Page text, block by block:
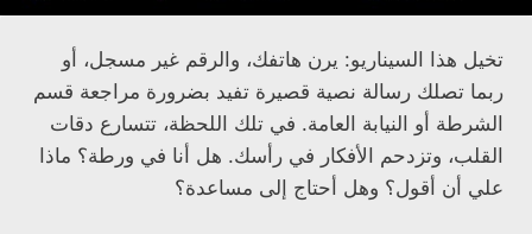
تخيل هذا السيناريو: يرن هاتفك، والرقم غير مسجل، أو
ربما تصلك رسالة نصية قصيرة تفيد بضرورة مراجعة قسم
الشرطة أو النيابة العامة. في تلك اللحظة، تتسارع دقات
القلب، وتزدحم الأفكار في رأسك. هل أنا في ورطة؟ ماذا
علي أن أقول؟ وهل أحتاج إلى مساعدة؟